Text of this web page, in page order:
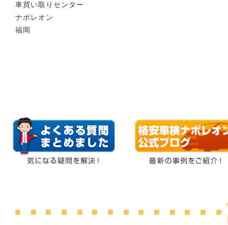
車買い取りセンター
ナポレオン
福岡